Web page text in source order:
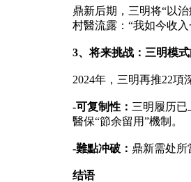
鼎新后期，三明将“以
村醫流露：“我如今收
3、将来挑战：三明模
2024年，三明再推22項
-可复制性： 三明履历
醫保“節余留用”機制。
-難點冲破： 鼎新需处所
结语